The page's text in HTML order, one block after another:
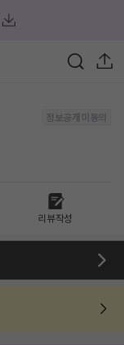
정보공개 미동의
리뷰작성